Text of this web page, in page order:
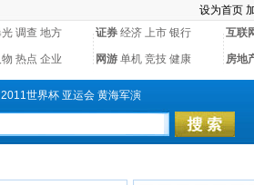
设为首页
调查 地方 证券 经济 上市 银行 互联
物 热点 企业 网游 单机 竞技 健康 房地
2011世界杯 亚运会 黄海军演